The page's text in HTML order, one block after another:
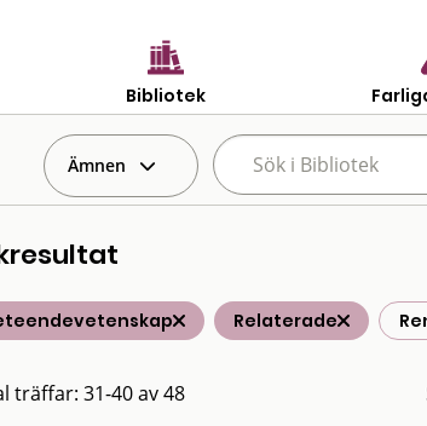
Bibliotek
Ämnen
Relaterade
träffar: 31-40 av 48